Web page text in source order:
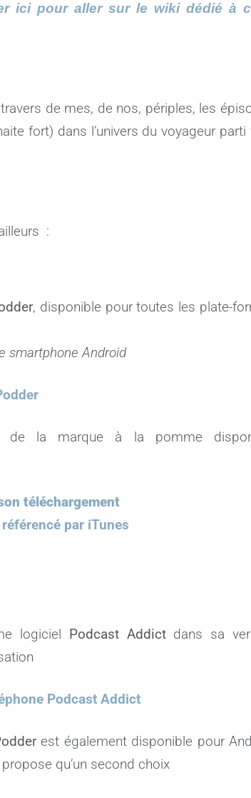
ici pour aller sur le wiki dédié à
de mes, de nos, périples, les
fort) dans l’univers du voyageur parti
:
, disponible pour toutes les plate-
smartphone Android
de la marque à la pomme
téléchargement
par iTunes
logiciel Podcast Addictdans sa
Podcast Addict
est également disponible pour
qu’un second choix